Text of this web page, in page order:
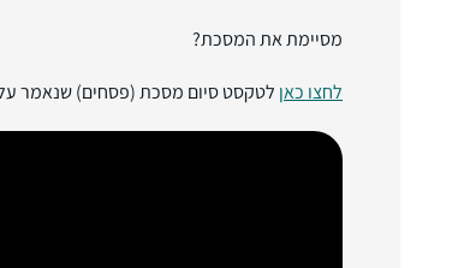
מסיימת את המסכת?
לחצו כאן לטקסט סיום מסכת (פסחים) שנאמר